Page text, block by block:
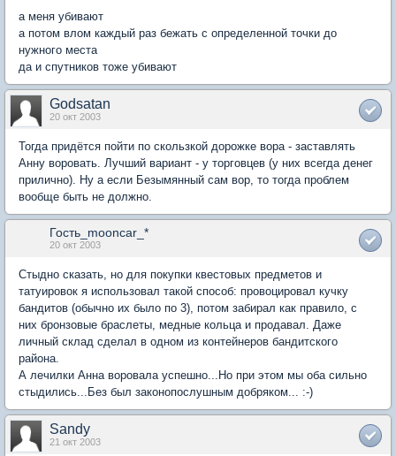
а меня убивают
а потом влом каждый раз бежать с определенной точки до
нужного места
да и спутников тоже убивают
Godsatan
20 окт 2003
Тогда придётся пойти по скользкой дорожке вора - заставлять
Анну воровать. Лучший вариант - у торговцев (у них всегда денег
прилично). Ну а если Безымянный сам вор, то тогда проблем
вообще быть не должно.
Гость_mooncar_*
20 окт 2003
Стыдно сказать, но для покупки квестовых предметов и
татуировок я использовал такой способ: провоцировал кучку
бандитов (обычно их было по 3), потом забирал как правило, с
них бронзовые браслеты, медные кольца и продавал. Даже
личный склад сделал в одном из контейнеров бандитского
района.
А лечилки Анна воровала успешно...Но при этом мы оба сильно
стыдились...Без был законопослушным добряком... :-)
Sandy
21 окт 2003